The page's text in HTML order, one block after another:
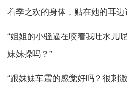
着季之欢的身体，贴在她的耳边
“姐姐的小骚逼在咬着我吐水儿
妹妹操吗？”
“跟妹妹车震的感觉好吗？很刺